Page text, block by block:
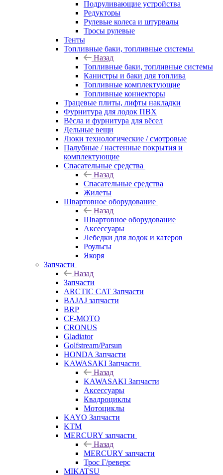
Подруливающие устройства
Редукторы
Рулевые колеса и штурвалы
Тросы рулевые
Тенты
Топливные баки, топливные системы
Назад
Топливные баки, топливные системы
Канистры и баки для топлива
Топливные комплектующие
Топливные коннекторы
Трацевые плиты, лифты накладки
Фурнитура для лодок ПВХ
Вёсла и фурнитура для вёсел
Дельные вещи
Люки технологические / смотровые
Палубные / настенные покрытия и
комплектующие
Спасательные средства
Назад
Спасательные средства
Жилеты
Швартовное оборудование
Назад
Швартовное оборудование
Аксессуары
Лебедки для лодок и катеров
Роульсы
Якоря
Запчасти
Назад
Запчасти
ARCTIC CAT Запчасти
BAJAJ запчасти
BRP
CF-MOTO
CRONUS
Gladiator
Golfstream/Parsun
HONDA Запчасти
KAWASAKI Запчасти
Назад
KAWASAKI Запчасти
Аксессуары
Квадроциклы
Мотоциклы
KAYO Запчасти
KTM
MERCURY запчасти
Назад
MERCURY запчасти
Трос Г/реверс
MIKATSU